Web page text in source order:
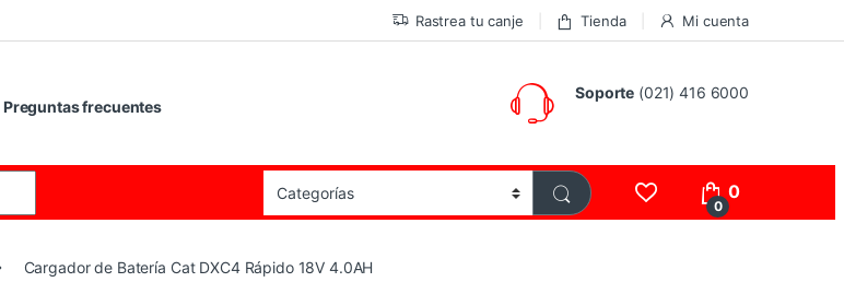
Rastrea tu canje Tienda Mi cuenta
Preguntas frecuentes
Soporte (021) 416 6000
0
0
Cargador de Batería Cat DXC4 Rápido 18V 4.0AH